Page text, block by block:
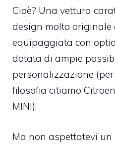
Cioè? Una vettura
design molto originale
equipaggiata con
dotata di ampie
personalizzazione
filosofia citiamo
MINI).
Ma non aspettatevi un